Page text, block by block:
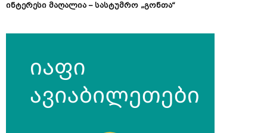
ინტერესი მაღალია – სასტუმრო „გონთა“